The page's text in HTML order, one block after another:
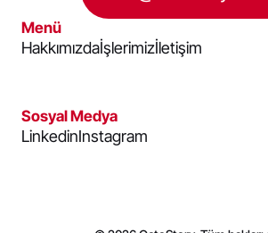
Menü
Hakkımızdaİşlerimizİletişim
Sosyal Medya
LinkedinInstagram